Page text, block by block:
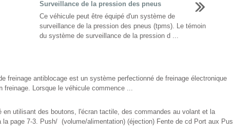
Surveillance de la pression des pneus
Ce véhicule peut être équipé d'un système de
surveillance de la pression des pneus (tpms). Le témoin
du système de surveillance de la pression d ...
freinage antiblocage est un système perfectionné de freinage électronique
freinage. Lorsque le véhicule commence ...
utilisant des boutons, l'écran tactile, des commandes au volant et la
page 7-3. Push/ (volume/alimentation) (éjection) Fente de cd Port aux Pus